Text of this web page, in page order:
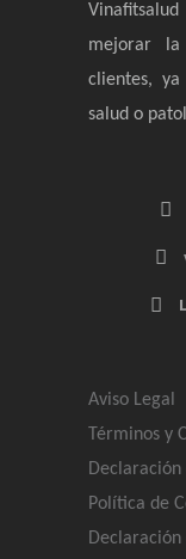
mejorar
clientes,
salud o
Aviso Legal
Términos y
Declaración
Política de
Declaración